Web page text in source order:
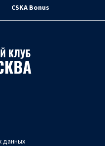
CSKA Bonus
данных